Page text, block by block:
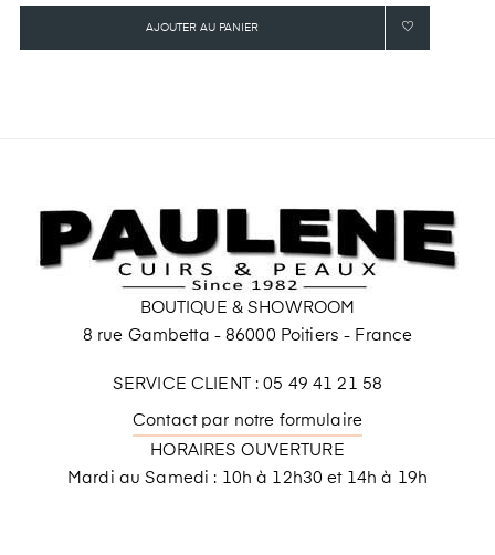
AJOUTER AU PANIER
BOUTIQUE & SHOWROOM
8 rue Gambetta - 86000 Poitiers - France
SERVICE CLIENT : 05 49 41 21 58
Contact par notre formulaire
HORAIRES OUVERTURE
Mardi au Samedi : 10h à 12h30 et 14h à 19h